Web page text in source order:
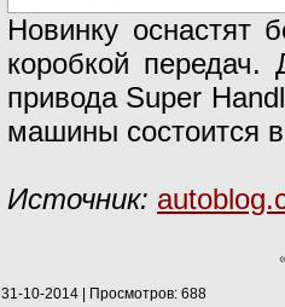
Новинку оснастят
коробкой передач.
привода Super
машины состоится в
Источник:
31-10-2014 Просмотров: 688